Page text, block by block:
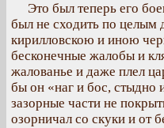
Это был теперь его
был не сходить по целым
кирилловскою и иною
бесконечные жалобы и
жалованье и даже плел
бы он «наг и бос, стыдно
зазорные части не
озорничал со скуки и от